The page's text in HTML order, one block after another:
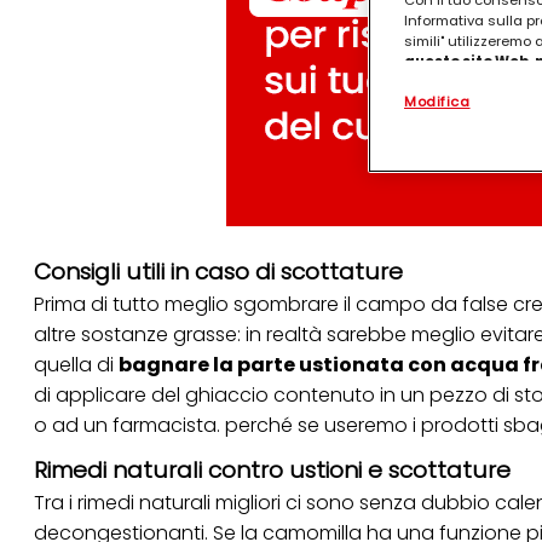
Consigli utili in caso di scottature
Prima di tutto meglio sgombrare il campo da false
altre sostanze grasse: in realtà sarebbe meglio
quella di bagnare la parte ustionata con acqua
di applicare del ghiaccio contenuto in un pezzo di
o ad un farmacista. perché se useremo i prodotti
Rimedi naturali contro ustioni e scottature
Tra i rimedi naturali migliori ci sono senza dubbio
decongestionanti. Se la camomilla ha una funzione
Informativa sulla
simili" utilizzeremo
questo sito
.
(rispettivamente
terzi, conservare
identificati) su
collegata nel piè di
periodo di
"modifica" di seguito".
Se fai clic su
per uno o più
tuoi dati personali
Modifica